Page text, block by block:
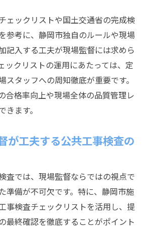
ェックリストや国土交通省の完成検
参考に、静岡市独自のルールや現場
記入する工夫が現場監督には求めら
ックリストの運用にあたっては、定
スタッフへの周知徹底が重要です。
合格率向上や現場全体の品質管理レ
ます。
が工夫する公共工事検査の
査では、現場監督ならではの視点で
準備が不可欠です。特に、静岡市施
事検査チェックリストを活用し、提
最終確認を徹底することがポイント